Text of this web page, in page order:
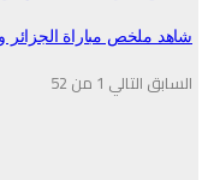
شاهد ملخص مباراة الجزائر
السابق التالي 1 من 52